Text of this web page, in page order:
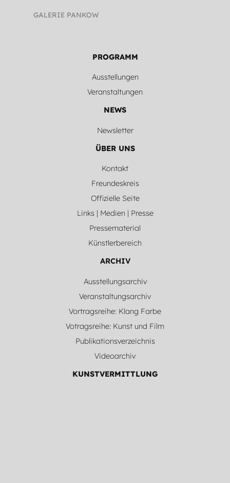
GALERIE PANKOW
PROGRAMM
Ausstellungen
Veranstaltungen
NEWS
Newsletter
ÜBER UNS
Kontakt
Freundeskreis
Offizielle Seite
Links | Medien | Presse
Pressematerial
Künstlerbereich
ARCHIV
Ausstellungsarchiv
Veranstaltungsarchiv
Vortragsreihe: Klang Farbe
Votragsreihe: Kunst und Film
Publikationsverzeichnis
Videoarchiv
KUNSTVERMITTLUNG